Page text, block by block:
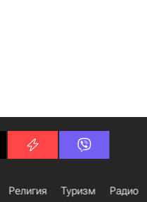
Религия Туризм Радио